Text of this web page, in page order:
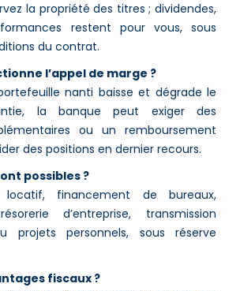
la propriété des titres ; dividendes,
restent pour vous, sous
du contrat.
l’appel de marge ?
nanti baisse et dégrade le
la banque peut exiger des
ou un remboursement
des positions en dernier recours.
possibles ?
locatif, financement de bureaux,
d’entreprise, transmission
projets personnels, sous réserve
fiscaux ?